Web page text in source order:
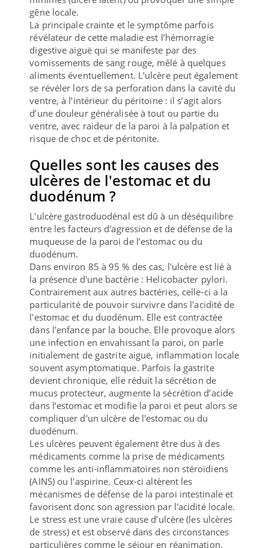
gêne locale.
La principale crainte et le symptôme parfois
révélateur de cette maladie est l’hémorragie
digestive aiguë qui se manifeste par des
vomissements de sang rouge, mêlé à quelques
aliments éventuellement. L’ulcère peut également
se révéler lors de sa perforation dans la cavité du
ventre, à l’intérieur du péritoine : il s’agit alors
d’une douleur généralisée à tout ou partie du
ventre, avec raideur de la paroi à la palpation et
risque de choc et de péritonite.
Quelles sont les causes des
ulcères de l'estomac et du
duodénum ?
L'ulcère gastroduodénal est dû à un déséquilibre
entre les facteurs d'agression et de défense de la
muqueuse de la paroi de l’estomac ou du
duodénum.
Dans environ 85 à 95 % des cas, l'ulcère est lié à
la présence d'une bactérie : Helicobacter pylori.
Contrairement aux autres bactéries, celle-ci a la
particularité de pouvoir survivre dans l'acidité de
l'estomac et du duodénum. Elle est contractée
dans l'enfance par la bouche. Elle provoque alors
une infection en envahissant la paroi, on parle
initialement de gastrite aiguë, inflammation locale
souvent asymptomatique. Parfois la gastrite
devient chronique, elle réduit la sécrétion de
mucus protecteur, augmente la sécrétion d’acide
dans l’estomac et modifie la paroi et peut alors se
compliquer d'un ulcère de l'estomac ou du
duodénum.
Les ulcères peuvent également être dus à des
médicaments comme la prise de médicaments
comme les anti-inflammatoires non stéroïdiens
(AINS) ou l'aspirine. Ceux-ci altèrent les
mécanismes de défense de la paroi intestinale et
favorisent donc son agression par l'acidité locale.
Le stress est une vraie cause d’ulcère (les ulcères
de stress) et est observé dans des circonstances
particulières comme le séjour en réanimation.